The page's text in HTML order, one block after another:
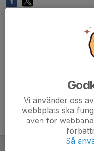
Vi använder oss
webbplats ska
även för
Så